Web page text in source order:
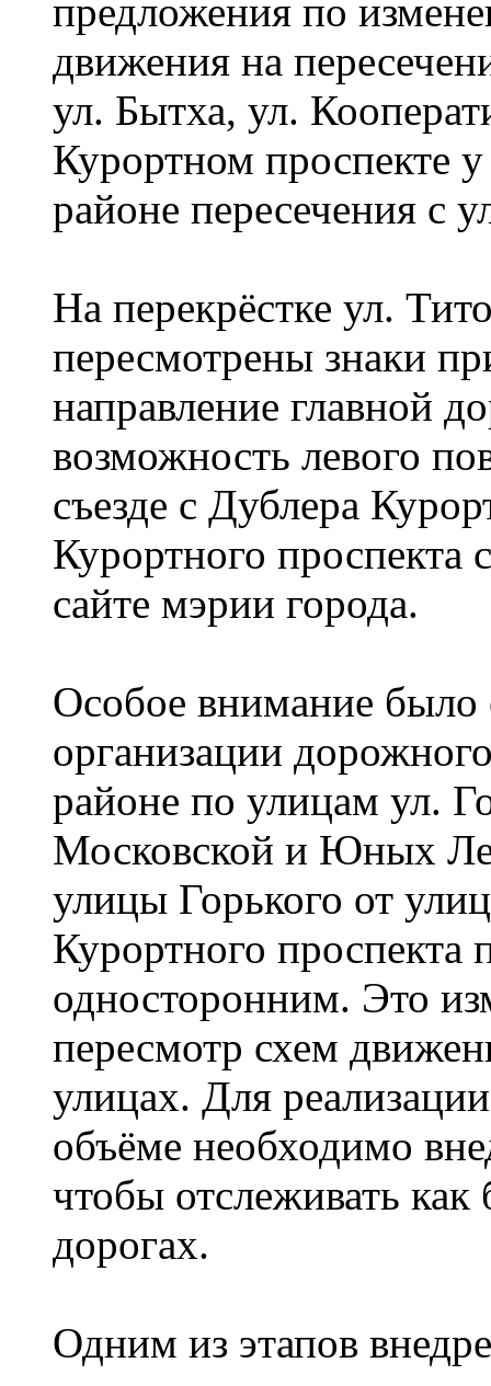
предложения по
движения на
ул. Бытха, ул.
Курортном проспекте
районе пересечения с
На перекрёстке ул.
пересмотрены знаки
направление главной
возможность левого
съезде с Дублера
Курортного проспекта
сайте мэрии города.
Особое внимание
организации
районе по улицам ул.
Московской и Юных
улицы Горького от
Курортного проспекта
односторонним. Это
пересмотр схем
улицах. Для
объёме необходимо
чтобы отслеживать как
дорогах.
Одним из этапов